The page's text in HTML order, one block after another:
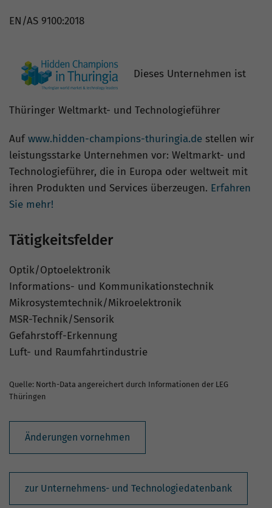
EN/AS 9100:2018
Dieses Unternehmen ist
Thüringer Weltmarkt- und Technologieführer
Aufwww.hidden-champions-thuringia.de stellen wir
leistungsstarke Unternehmen vor: Weltmarkt- und
Technologieführer, die in Europa oder weltweit mit
ihren Produkten und Services überzeugen. Erfahren
Sie mehr!
Tätigkeitsfelder
Optik/Optoelektronik
Informations- und Kommunikationstechnik
Mikrosystemtechnik/Mikroelektronik
MSR-Technik/Sensorik
Gefahrstoff-Erkennung
Luft- und Raumfahrtindustrie
Quelle: North-Data angereichert durch Informationen der LEG
Thüringen
Änderungen vornehmen
zur Unternehmens- und Technologiedatenbank